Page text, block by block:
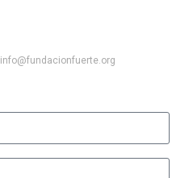
info@fundacionfuerte.org